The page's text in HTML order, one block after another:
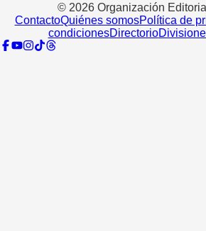
© 2026Organización
ContactoQuiénes somosPolítica de
condicionesDirectorio